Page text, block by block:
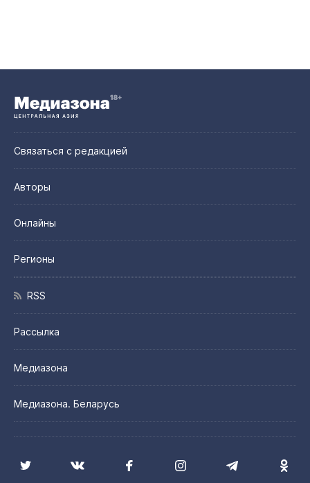
Связаться с редакцией
Авторы
Онлайны
Регионы
RSS
Рассылка
Медиазона
Медиазона. Беларусь